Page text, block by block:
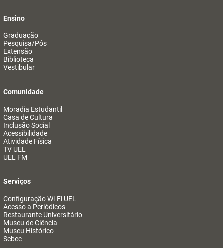
Ensino
Graduação
Pesquisa/Pós
Extensão
Biblioteca
Vestibular
Comunidade
Moradia Estudantil
Casa de Cultura
Inclusão Social
Acessibilidade
Atividade Física
TV UEL
UEL FM
Serviços
Configuração Wi-Fi UEL
Acesso a Periódicos
Restaurante Universitário
Museu de Ciência
Museu Histórico
Sebec